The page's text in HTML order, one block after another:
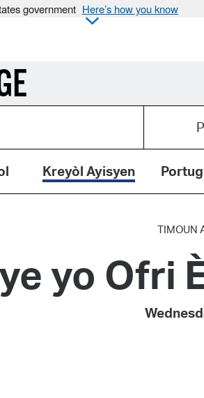
government Here’s how you know
Kreyòl Ayisyen
TIMOUN
yo Ofri